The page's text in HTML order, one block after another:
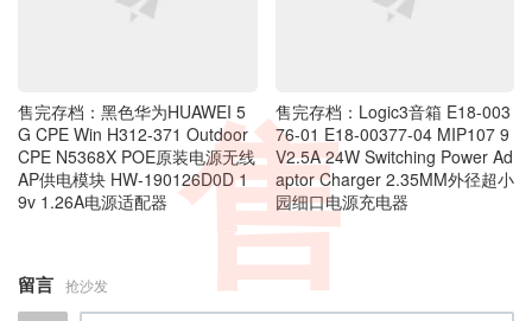
售完存档：黑色华为HUAWEI 5
G CPE Win H312-371 Outdoor
CPE N5368X POE原装电源无线
AP供电模块 HW-190126D0D 1
9v 1.26A电源适配器
售完存档：Logic3音箱 E18-003
76-01 E18-00377-04 MIP107 9
V2.5A 24W Switching Power Ad
aptor Charger 2.35MM外径超小
园细口电源充电器
留言 抢沙发
售